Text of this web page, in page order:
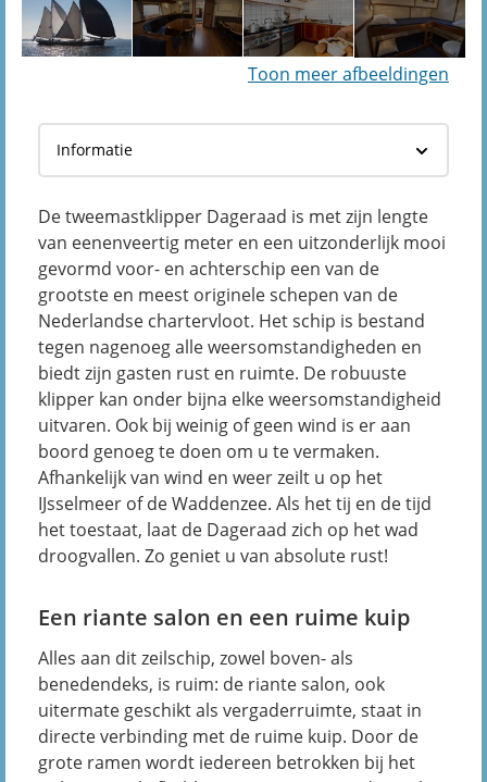
Toon meer afbeeldingen
De tweemastklipper Dageraad is met zijn lengte
van eenenveertig meter en een uitzonderlijk mooi
gevormd voor- en achterschip een van de
grootste en meest originele schepen van de
Nederlandse chartervloot. Het schip is bestand
tegen nagenoeg alle weersomstandigheden en
biedt zijn gasten rust en ruimte. De robuuste
klipper kan onder bijna elke weersomstandigheid
uitvaren. Ook bij weinig of geen wind is er aan
boord genoeg te doen om u te vermaken.
Afhankelijk van wind en weer zeilt u op het
IJsselmeer of de Waddenzee. Als het tij en de tijd
het toestaat, laat de Dageraad zich op het wad
droogvallen. Zo geniet u van absolute rust!
Een riante salon en een ruime kuip
Alles aan dit zeilschip, zowel boven- als
benedendeks, is ruim: de riante salon, ook
uitermate geschikt als vergaderruimte, staat in
directe verbinding met de ruime kuip. Door de
grote ramen wordt iedereen betrokken bij het